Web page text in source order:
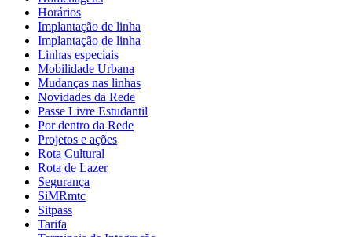
Horários
Implantação de linha
Implantação de linha
Linhas especiais
Mobilidade Urbana
Mudanças nas linhas
Novidades da Rede
Passe Livre Estudantil
Por dentro da Rede
Projetos e ações
Rota Cultural
Rota de Lazer
Segurança
SiMRmtc
Sitpass
Tarifa